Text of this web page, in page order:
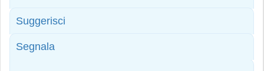
Suggerisci
Segnala